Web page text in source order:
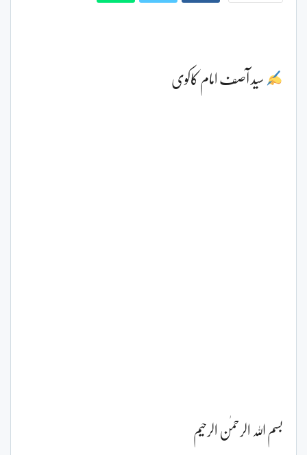
سید آصف امام کاکوی
بسم اللہ الرحمٰن الرحیم